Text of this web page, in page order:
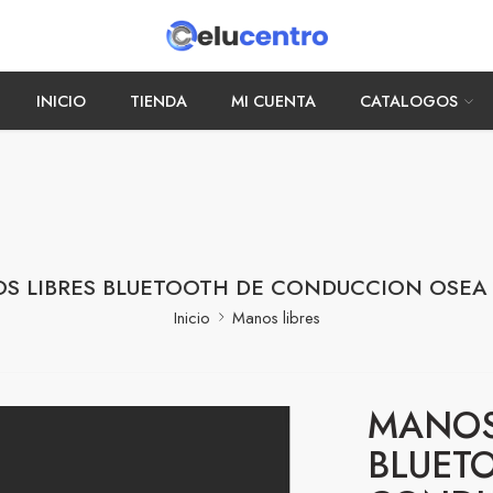
INICIO TIENDA MI CUENTA CATALOGOS
LIBRES BLUETOOTH DE CONDUCCION
Inicio Manos libres